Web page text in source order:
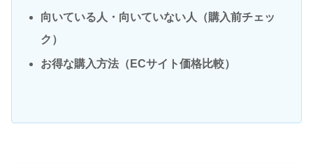
向いている人・向いていない人（購入前チェッ
ク）
お得な購入方法（ECサイト価格比較）